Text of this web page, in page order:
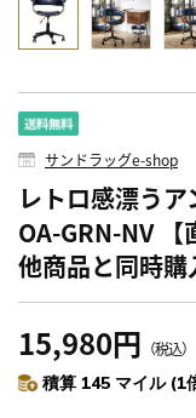
サンドラッグe-shop
レトロ感漂う
OA-GRN-NV 【
他商品と同時購
15,980円 （税込）
積算 145 マイル (1